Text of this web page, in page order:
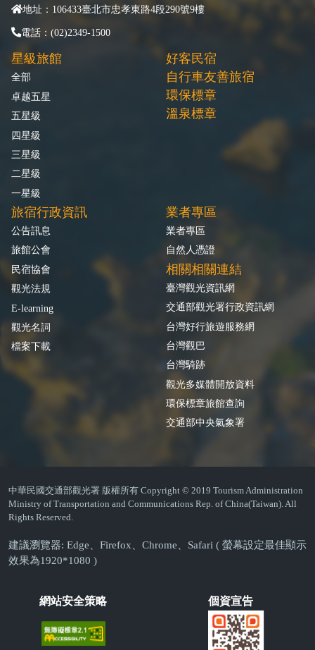
地址：106433臺北市忠孝東路4段290號9樓
電話：(02)2349-1500
星級旅館
全部
卓越五星
五星級
四星級
三星級
二星級
一星級
好客民宿
自行車友善旅宿
環保標章
溫泉標章
旅宿行政資訊
公告訊息
旅館公會
民宿協會
觀光法規
E-learning
觀光名詞
檔案下載
業者專區
業者專區
自然人憑證
相關相關連結
臺灣觀光資訊網
交通部觀光署行政資訊網
台灣好行旅遊服務網
台灣觀巴
台灣騎跡
觀光多媒體開放資料
環保標章旅館查詢
交通部中央氣象署
中華民國交通部觀光署 版權所有 Copyright © 2019 Tourism Administration
Ministry of Transportation and Communications Rep. of China(Taiwan). All
Rights Reserved.
建議瀏覽器: Edge、Firefox、Chrome、Safari ( 螢幕設定最佳顯示
效果為1920*1080 )
網站安全策略 個資宣告